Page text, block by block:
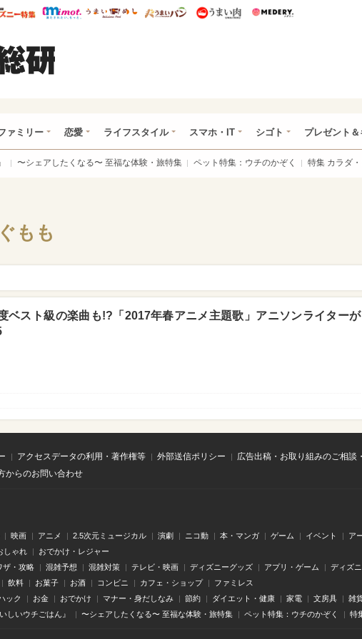
ママ* ウレぴあ総研 ディズニー特集
mimot. うまいめし うまいパン うまい肉
ァミリー 恋愛 ライフスタイル スマホ・IT シゴト プレゼント
〜シェアしたくなる〜 至福な体験・旅特集 ペット特集：ウチのかぞく 特集 カラダ
もも
ベスト級の楽曲も!?「2017年春アニメ主題歌」アニソンライターが
アクセスデータの利用・著作権等 外部送信ポリシー
広告出稿・お取り組みのご相談
からのお問い合わせ
映画 アニメ 2.5次元ミュージカル 演劇 ニコ動 本・マンガ ゲーム イベント ア
しゃれ おでかけ・レジャー
ザ・攻略 混雑予想 混雑対策 テレビ・映画 ディズニーグッズ アプリ・ゲーム ディズ
飲料 お菓子 お酒 コンビニ カフェ・ショップ ファミレス
ック お金 おでかけ マナー・身だしなみ 節約 ダイエット・健康 家電 文房具 雑
しいウチごはん』 〜シェアしたくなる〜 至福な体験・旅特集 ペット特集：ウチのかぞく 特